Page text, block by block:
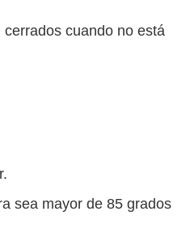
cuando no está
sea mayor de 85 grados